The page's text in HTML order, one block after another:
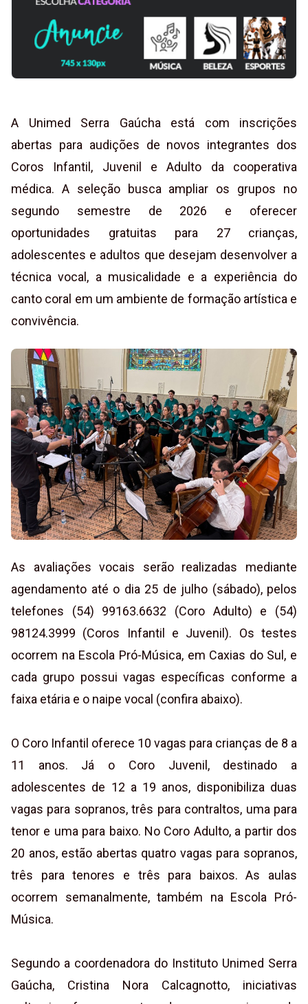
A Unimed Serra Gaúcha está com inscrições
abertas para audições de novos integrantes dos
Coros Infantil, Juvenil e Adulto da cooperativa
médica. A seleção busca ampliar os grupos no
segundo semestre de 2026 e oferecer
oportunidades gratuitas para 27 crianças,
adolescentes e adultos que desejam desenvolver a
técnica vocal, a musicalidade e a experiência do
canto coral em um ambiente de formação artística e
convivência.
As avaliações vocais serão realizadas mediante
agendamento até o dia 25 de julho (sábado), pelos
telefones (54) 99163.6632 (Coro Adulto) e (54)
98124.3999 (Coros Infantil e Juvenil). Os testes
ocorrem na Escola Pró-Música, em Caxias do Sul, e
cada grupo possui vagas específicas conforme a
faixa etária e o naipe vocal (confira abaixo).
O Coro Infantil oferece 10 vagas para crianças de 8 a
11 anos. Já o Coro Juvenil, destinado a
adolescentes de 12 a 19 anos, disponibiliza duas
vagas para sopranos, três para contraltos, uma para
tenor e uma para baixo. No Coro Adulto, a partir dos
20 anos, estão abertas quatro vagas para sopranos,
três para tenores e três para baixos. As aulas
ocorrem semanalmente, também na Escola Pró-
Música.
Segundo a coordenadora do Instituto Unimed Serra
Gaúcha, Cristina Nora Calcagnotto, iniciativas